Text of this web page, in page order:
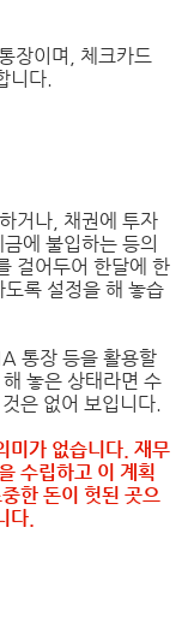
장이며, 체크카드
니다.
거나, 채권에 투자
에 불입하는 등의
걸어두어 한달에 한
록 설정을 해 놓습
통장 등을 활용할
놓은 상태라면 수
은 없어 보입니다.
미가 없습니다. 재무
수립하고 이 계획
한 돈이 헛된 곳으
다.